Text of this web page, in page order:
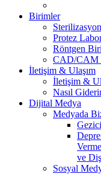
Birimler
Sterilizasyon
Protez
Röntgen
CAD/CAM
İletişim & Ulaşım
İletişim &
Nasıl
Dijital Medya
Medyada
ve
Sosyal